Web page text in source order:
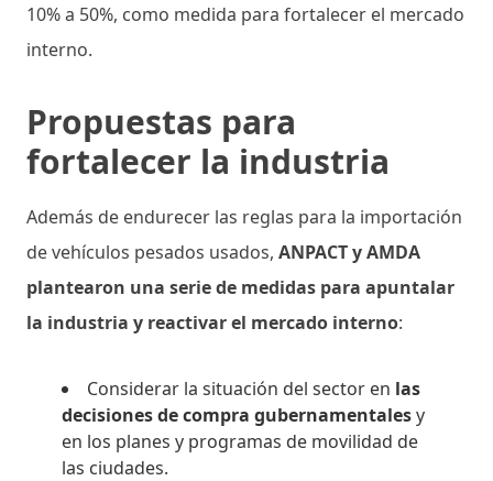
10% a 50%, como medida para fortalecer el mercado
interno.
Propuestas para
fortalecer la industria
Además de endurecer las reglas para la importación
de vehículos pesados usados, ANPACT y AMDA
plantearon una serie de medidas para apuntalar
la industria y reactivar el mercado interno:
Considerar la situación del sector en las
decisiones de compra gubernamentalesy
en los planes y programas de movilidad de
las ciudades.